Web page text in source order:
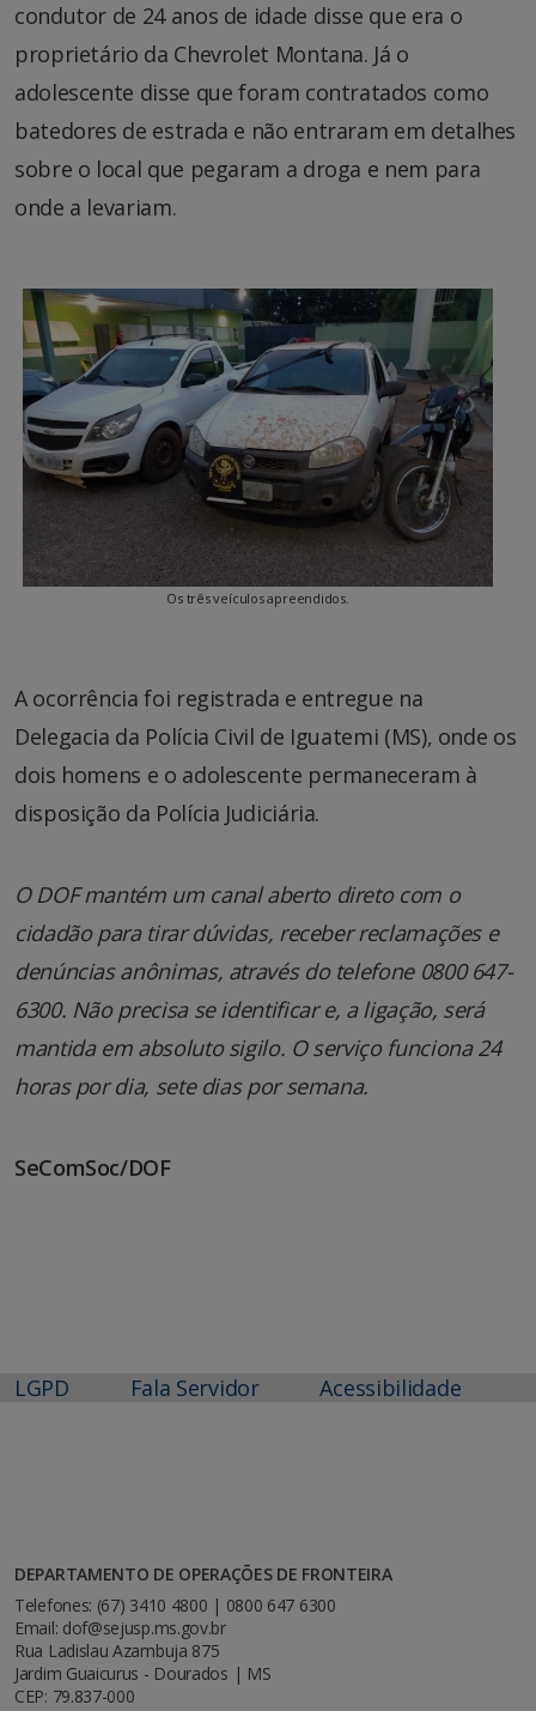
condutor de 24 anos de idade disse que era o
proprietário da Chevrolet Montana. Já o
adolescente disse que foram contratados como
batedores de estrada e não entraram em detalhes
sobre o local que pegaram a droga e nem para
onde a levariam.
Os três veículos apreendidos.
A ocorrência foi registrada e entregue na
Delegacia da Polícia Civil de Iguatemi (MS), onde os
dois homens e o adolescente permaneceram à
disposição da Polícia Judiciária.
O DOF mantém um canal aberto direto com o
cidadão para tirar dúvidas, receber reclamações e
denúncias anônimas, através do telefone 0800 647-
6300. Não precisa se identificar e, a ligação, será
mantida em absoluto sigilo. O serviço funciona 24
horas por dia, sete dias por semana.
SeComSoc/DOF
LGPD Fala Servidor Acessibilidade
DEPARTAMENTO DE OPERAÇÕES DE FRONTEIRA
Telefones: (67) 3410 4800 | 0800 647 6300
Email: dof@sejusp.ms.gov.br
Rua Ladislau Azambuja 875
Jardim Guaicurus - Dourados | MS
CEP: 79.837-000